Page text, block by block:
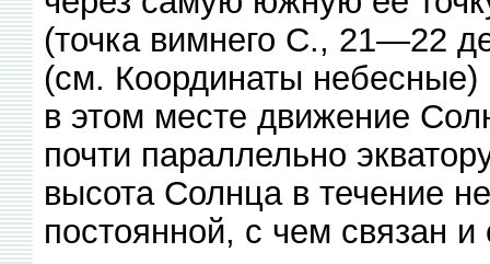
(точка вимнего С., 21—22
(см. Координаты небесные)
в этом месте движение
почти параллельно
высота Солнца в течение
постоянной, с чем связан